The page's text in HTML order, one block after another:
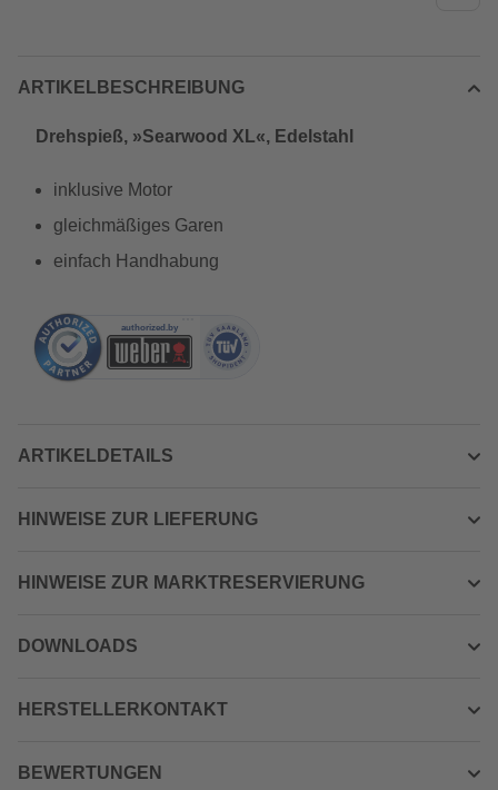
ARTIKELBESCHREIBUNG
Drehspieß, »Searwood XL«, Edelstahl
inklusive Motor
gleichmäßiges Garen
einfach Handhabung
ARTIKELDETAILS
HINWEISE ZUR LIEFERUNG
HINWEISE ZUR MARKTRESERVIERUNG
DOWNLOADS
HERSTELLERKONTAKT
BEWERTUNGEN